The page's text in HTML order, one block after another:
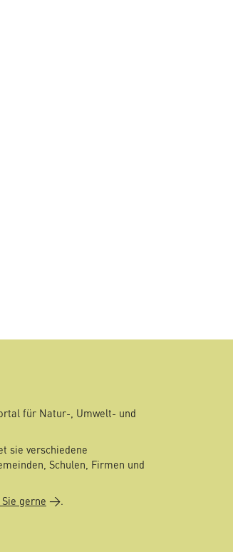
für Natur-, Umwelt- und
sie verschiedene
Schulen, Firmen und
gerne
.